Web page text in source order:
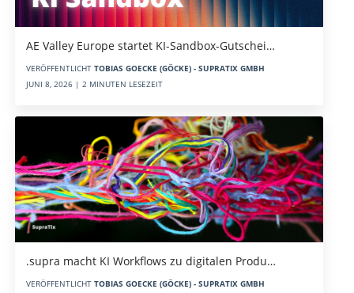
AE Valley Europe startet KI-Sandbox-Gutschei…
VERÖFFENTLICHT TOBIAS GOECKE (GÖCKE) - SUPRATIX GMBH
JUNI 8, 2026 | 2 MINUTEN LESEZEIT
.supra macht KI Workflows zu digitalen Produ…
VERÖFFENTLICHT TOBIAS GOECKE (GÖCKE) - SUPRATIX GMBH